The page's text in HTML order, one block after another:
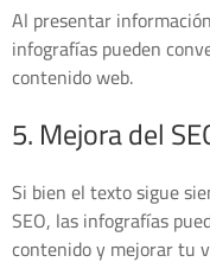
Al presentar
infografías pueden
contenido web.
5. Mejora del
Si bien el texto sigue
SEO, las infografías
contenido y mejorar tu